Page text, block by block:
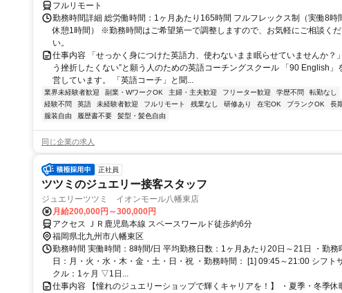
フルリモート
勤務時間詳細 総労働時間：1ヶ月あたり165時間 フルフレックス制（実働8時
休憩1時間） ※勤務時間はご希望第一で調整しますので、お気軽にご相談くだ
い。
仕事内容 「せっかく身につけた英語力、使わないまま眠らせていませんか？
う挫折したくない”と願う人のための英語コーチングスクール 「90 English」
営しています。 「英語コーチ」と聞...
業界未経験者歓迎 副業・WワークOK 主婦・主夫歓迎 フリーター歓迎 学歴不問
転勤なし
経験不問
英語 未経験者歓迎 フルリモート 残業なし 研修あり 在宅OK ブランクOK
長
服装自由
履歴書不要 髪型・髪色自由
同じ企業の求人
正社員
ツツミのジュエリー接客スタッフ
ジュエリーツツミ イオンモール八幡東店
月給200,000円～300,000円
アクセス ＪＲ鹿児島本線 スペースワールド徒歩約6分
福岡県北九州市八幡東区
勤務時間 実働時間：8時間/日 平均勤務日数：1ヶ月あたり20日～21日 ・勤務
日：月・火・水・木・金・土・日・祝 ・勤務時間： [1] 09:45～21:00 シフト
クル：1ヶ月 ▽1日...
仕事内容 【憧れのジュエリーショップで輝くキャリアを！】 ・夏季・冬季休